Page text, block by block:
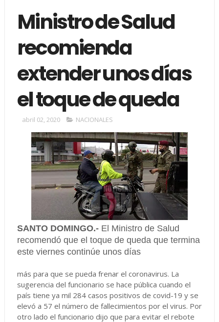
Ministro de Salud
recomienda
extender unos días
el toque de queda
abril 02, 2020 NACIONALES
SANTO DOMINGO.-El Ministro de Salud
recomendó que el toque de queda que termina
este viernes continúe unos días
más para que se pueda frenar el coronavirus. La
sugerencia del funcionario se hace pública cuando el
país tiene ya mil 284 casos positivos de covid-19 y se
elevó a 57 el número de fallecimientos por el virus. Por
otro lado el funcionario dijo que para evitar el rebote